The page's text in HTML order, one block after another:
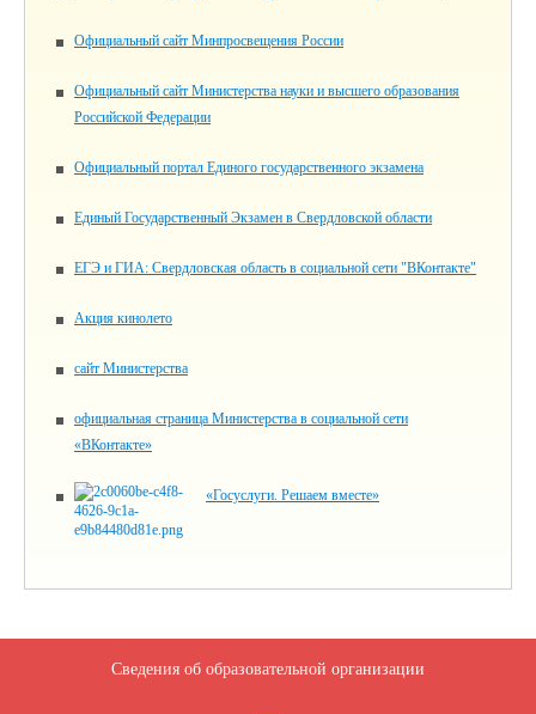
Официальный сайт Минпросвещения России
Официальный сайт Министерства науки и высшего образования
Российской Федерации
Официальный портал Единого государственного экзамена
Единый Государственный Экзамен в Свердловской области
ЕГЭ и ГИА: Свердловская область в социальной сети "ВКонтакте"
Акция кинолето
сайт Министерства
официальная страница Министерства в социальной сети
«ВКонтакте»
«Госуслуги. Решаем вместе»
Сведения об образовательной организации